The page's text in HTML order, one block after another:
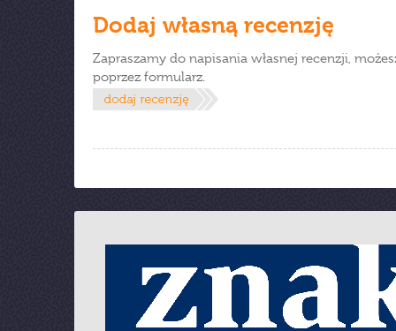
Dodaj własną recenzję
Zapraszamy do napisania własnej recenzji,
poprzez formularz.